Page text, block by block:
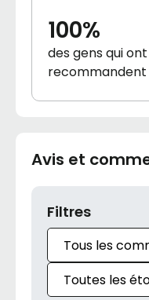
100%
des gens qui
Avis et
Filtres